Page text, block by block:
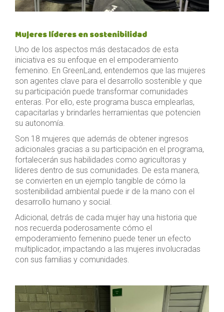
Mujeres líderes en sostenibilidad
Uno de los aspectos más destacados de esta
iniciativa es su enfoque en el empoderamiento
femenino. En GreenLand, entendemos que las mujeres
son agentes clave para el desarrollo sostenible y que
su participación puede transformar comunidades
enteras. Por ello, este programa busca emplearlas,
capacitarlas y brindarles herramientas que potencien
su autonomía.
Son 18 mujeres que además de obtener ingresos
adicionales gracias a su participación en el programa,
fortalecerán sus habilidades como agricultoras y
líderes dentro de sus comunidades. De esta manera,
se convierten en un ejemplo tangible de cómo la
sostenibilidad ambiental puede ir de la mano con el
desarrollo humano y social.
Adicional, detrás de cada mujer hay una historia que
nos recuerda poderosamente cómo el
empoderamiento femenino puede tener un efecto
multiplicador, impactando a las mujeres involucradas
con sus familias y comunidades.